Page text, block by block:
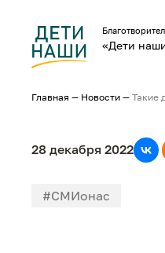
«Дети
Главная — Новости — Такие
28 декабря 2022
#СМИонас